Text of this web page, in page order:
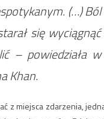
(…) Ból
się wyciągnąć
– powiedziała w
Khan.
z miejsca zdarzenia,